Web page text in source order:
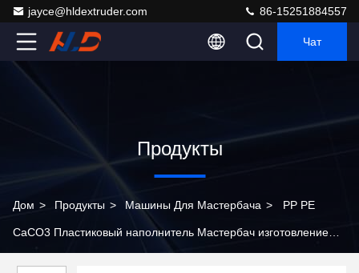
jayce@hldextruder.com 86-15251884557
Чат
Продукты
Дом > Продукты > Машины Для Мастербача > PP PE
CaCO3 Пластиковый наполнитель Мастербач изготовление